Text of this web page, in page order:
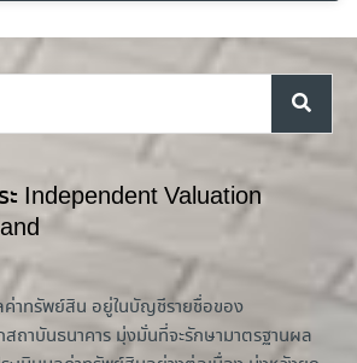
Independent Valuation
ค่าทรัพย์สิน อยู่ในบัญชีรายชื่อของ
ถาบันธนาคาร มุ่งมั่นที่จะรักษามาตรฐานผล